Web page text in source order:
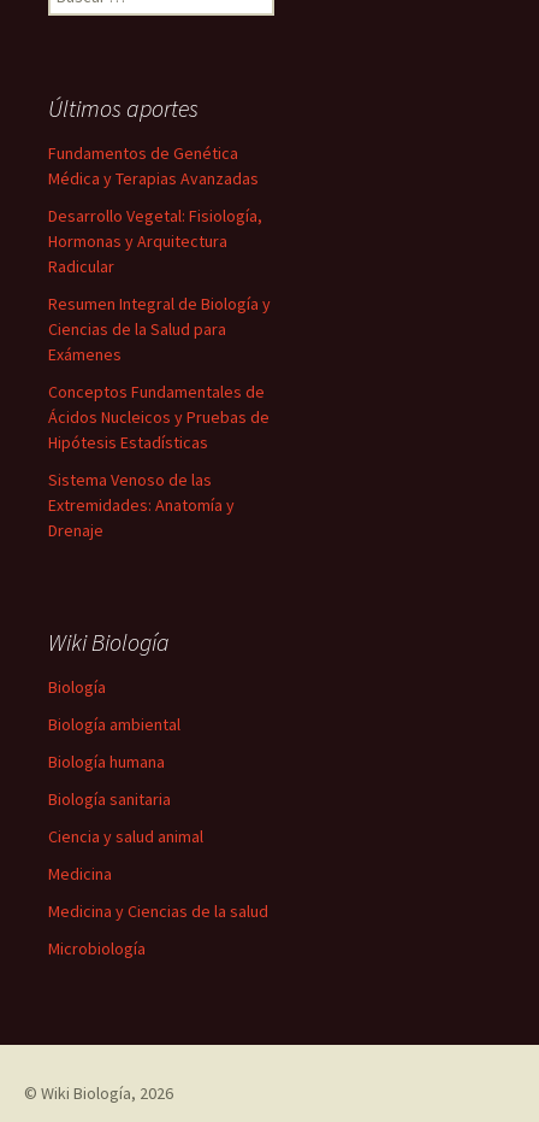
Últimos aportes
Fundamentos de Genética
Médica y Terapias Avanzadas
Desarrollo Vegetal: Fisiología,
Hormonas y Arquitectura
Radicular
Resumen Integral de Biología y
Ciencias de la Salud para
Exámenes
Conceptos Fundamentales de
Ácidos Nucleicos y Pruebas de
Hipótesis Estadísticas
Sistema Venoso de las
Extremidades: Anatomía y
Drenaje
Wiki Biología
Biología
Biología ambiental
Biología humana
Biología sanitaria
Ciencia y salud animal
Medicina
Medicina y Ciencias de la salud
Microbiología
© Wiki Biología, 2026